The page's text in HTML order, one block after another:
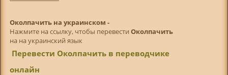
Околпачить на украинском -
Нажмите на ссылку, чтобы перевести Околпачить
на на украинский язык
Перевести Околпачить в переводчике
онлайн